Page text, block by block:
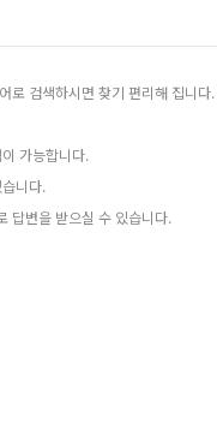
로 검색하시면 찾기 편리해 집니다.
가능합니다.
니다.
답변을 받으실 수 있습니다.